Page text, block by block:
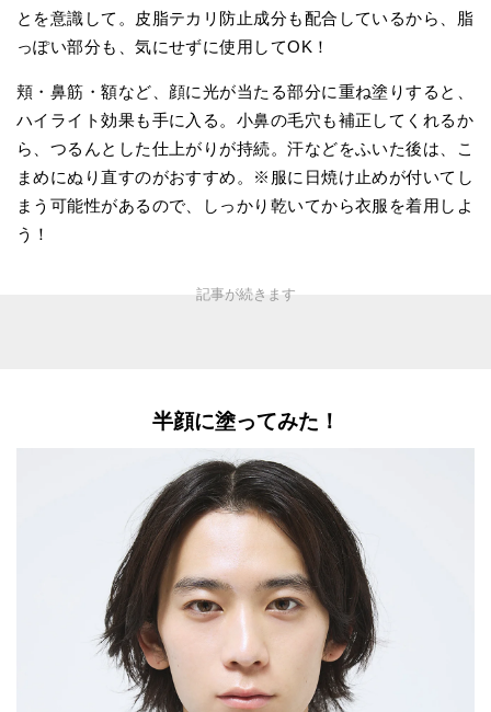
とを意識して。皮脂テカリ防止成分も配合しているから、脂
っぽい部分も、気にせずに使用してOK！
頬・鼻筋・額など、顔に光が当たる部分に重ね塗りすると、
ハイライト効果も手に入る。小鼻の毛穴も補正してくれるか
ら、つるんとした仕上がりが持続。汗などをふいた後は、こ
まめにぬり直すのがおすすめ。※服に日焼け止めが付いてし
まう可能性があるので、しっかり乾いてから衣服を着用しよ
う！
半顔に塗ってみた！